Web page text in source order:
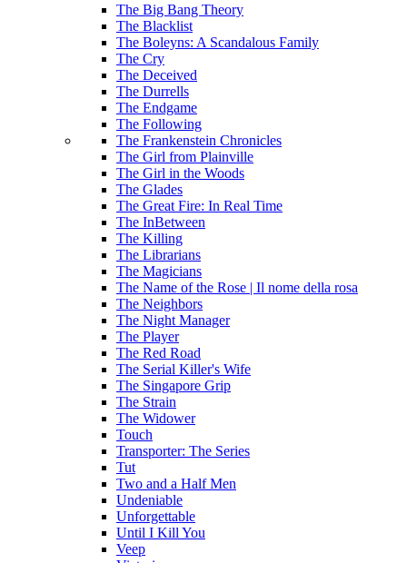
The Big Bang Theory
The Blacklist
The Boleyns: A Scandalous Family
The Cry
The Deceived
The Durrells
The Endgame
The Following
The Frankenstein Chronicles
The Girl from Plainville
The Girl in the Woods
The Glades
The Great Fire: In Real Time
The InBetween
The Killing
The Librarians
The Magicians
The Name of the Rose | Il nome della rosa
The Neighbors
The Night Manager
The Player
The Red Road
The Serial Killer's Wife
The Singapore Grip
The Strain
The Widower
Touch
Transporter: The Series
Tut
Two and a Half Men
Undeniable
Unforgettable
Until I Kill You
Veep